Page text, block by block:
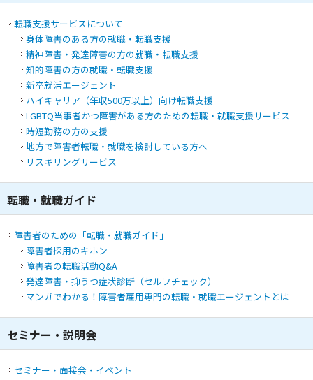
転職支援サービスについて
身体障害のある方の就職・転職支援
精神障害・発達障害の方の就職・転職支援
知的障害の方の就職・転職支援
新卒就活エージェント
ハイキャリア（年収500万以上）向け転職支援
LGBTQ当事者かつ障害がある方のための転職・就職支援サービス
時短勤務の方の支援
地方で障害者転職・就職を検討している方へ
リスキリングサービス
転職・就職ガイド
障害者のための「転職・就職ガイド」
障害者採用のキホン
障害者の転職活動Q&A
発達障害・抑うつ症状診断（セルフチェック）
マンガでわかる！障害者雇用専門の転職・就職エージェントとは
セミナー・説明会
セミナー・面接会・イベント